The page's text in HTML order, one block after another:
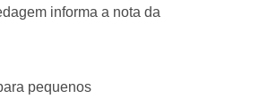
informa a nota da
pequenos